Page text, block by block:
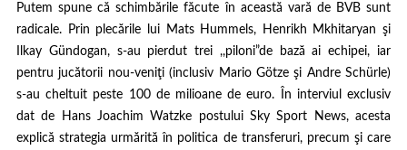
Putem spune că schimbările făcute în această vară de BVB sunt
radicale. Prin plecările lui Mats Hummels, Henrikh Mkhitaryan şi
Ilkay Gündogan, s-au pierdut trei ,,piloni”de bază ai echipei, iar
pentru jucătorii nou-veniţi (inclusiv Mario Götze şi Andre Schürle)
s-au cheltuit peste 100 de milioane de euro. În interviul exclusiv
dat de Hans Joachim Watzke postului Sky Sport News, acesta
explică strategia urmărită în politica de transferuri, precum şi care